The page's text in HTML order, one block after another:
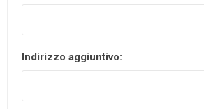
Indirizzo aggiuntivo: